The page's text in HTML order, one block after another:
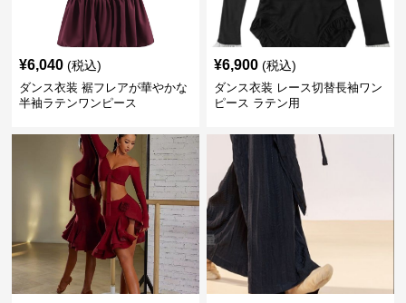
¥6,040 (税込)
ダンス衣装 裾フレアが華やかな
半袖ラテンワンピース
¥6,900 (税込)
ダンス衣装 レース切替長袖ワン
ピース ラテン用